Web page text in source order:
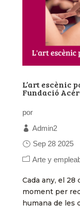
L’art escènic
Fundació
por
Admin2
Sep 28 2025
Arte y
Cada any, el
moment per
humana de les